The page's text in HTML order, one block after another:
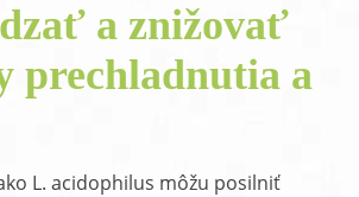
a znižovať
prechladnutia a
L. acidophilus môžu posilniť